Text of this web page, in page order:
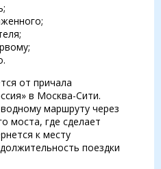
от причала
в Москва-Сити.
маршруту через
моста, где сделает
к месту
поездки